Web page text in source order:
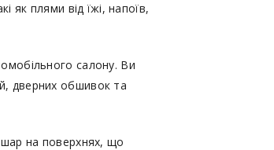
як плями від їжі, напоїв,
салону. Ви
дверних обшивок та
шар на поверхнях, що